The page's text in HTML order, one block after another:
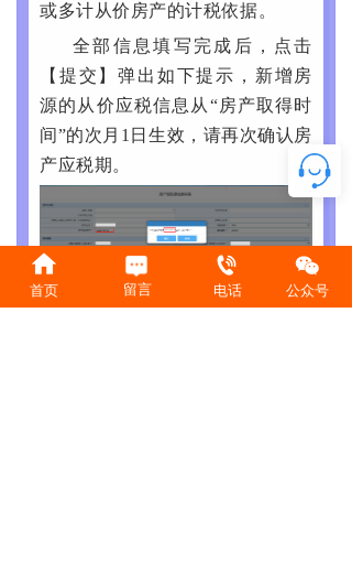
或多计从价房产的计税依据。
全部信息填写完成后，点击
【提交】弹出如下提示，新增房
源的从价应税信息从“房产取得时
间”的次月1日生效，请再次确认房
产应税期。
图3-8 房产税税源采集提交界面
首页 留言 电话 公众号